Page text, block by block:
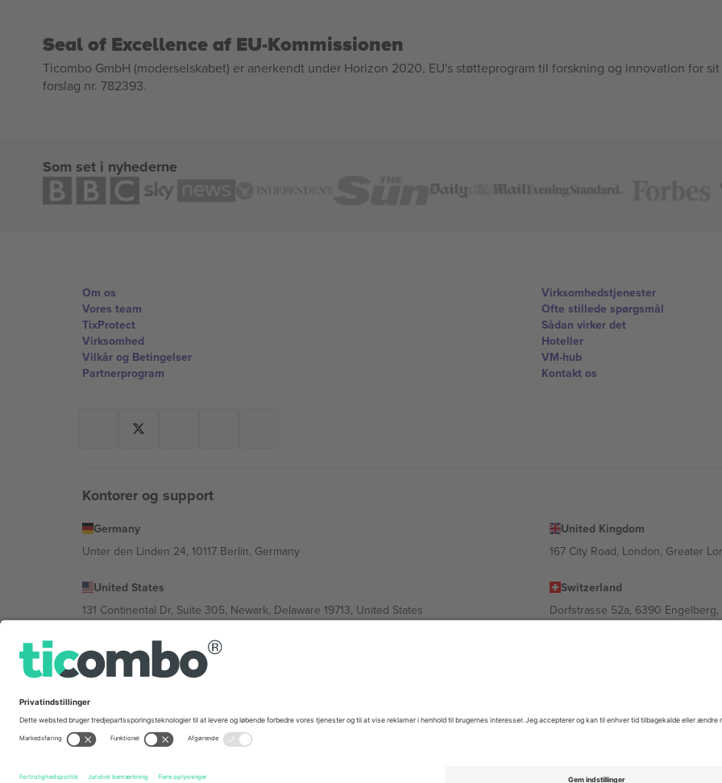
Seal of Excellence af EU-Kommissionen
Ticombo GmbH (moderselskabet) er anerkendt under Horizon 2020, EU's støtteprogram til forskning og innovation for sit
forslag nr. 782393.
Som set i nyhederne
Om os
Vores team
TixProtect
Virksomhed
Vilkår og Betingelser
Partnerprogram
Virksomhedstjenester
Ofte stillede spørgsmål
Sådan virker det
Hoteller
VM-hub
Kontakt os
Kontorer og support
Germany
Unter den Linden 24, 10117 Berlin, Germany
United Kingdom
167 City Road, London, Greater
United States
131 Continental Dr, Suite 305, Newark, Delaware 19713, United States
Switzerland
Dorfstrasse 52a, 6390 Engelberg,
Bulgaria
Regus Sofia City West, bul Totleben 53-55, 1606 Sofia, Bulgaria
Av Chapultepec 360, Roma Norte, Cuauhtémoc, 06700 Ciudad de México, CDMX, Mexico
© 2026 Ticombo. Alle rettigheder forbeholdes.